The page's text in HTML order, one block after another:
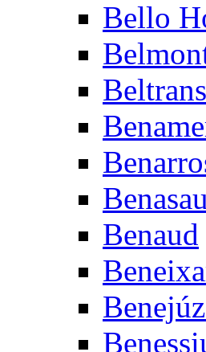
Bello
Beltrans
Benasau
Benaud